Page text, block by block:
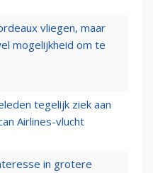
vliegen, maar
mogelijkheid om te
tegelijk ziek aan
Airlines-vlucht
in grotere